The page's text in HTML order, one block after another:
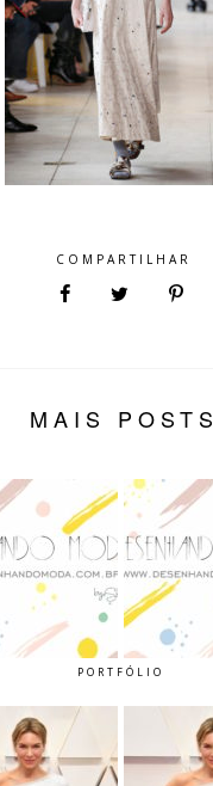
COMPARTILHAR
MAIS POSTS
PORTFÓLIO